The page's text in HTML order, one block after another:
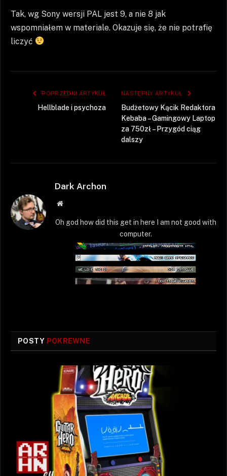
Tak, wg Sony wersji PAL jest 9, a nie 8 jak
wspomniałem w materiale. Okazuje się, że nie potrafię
liczyć
POPRZEDNI ARTYKUŁ
Hellblade i psychoza
NASTĘPNY ARTYKUŁ
Budżetowy Kącik Redaktora
Kebaba – Gamingowy Laptop
za 750zł – Przygód ciąg
dalszy
Dark Archon
Strona
Oh god how did this get in here I am not good with
computer.
POSTY POKREWNE